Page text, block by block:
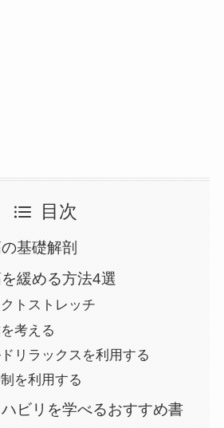
目次
基礎解剖
緩める方法4選
トストレッチ
考える
リラックスを利用する
を利用する
ビリを学べるおすすめ書